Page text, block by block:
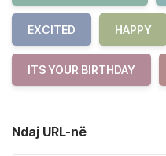
EXCITED HAPPY
ITS YOUR BIRTHDAY
Ndaj URL-në